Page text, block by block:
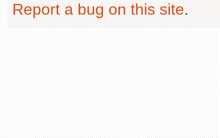
Report a bug on this site.